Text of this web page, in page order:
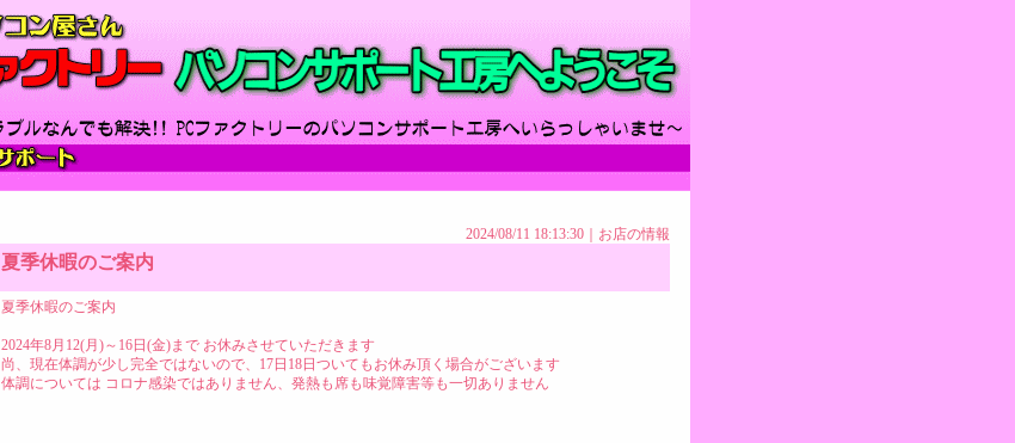
2024/08/11 18:13:30｜ お店の情報
夏季休暇のご案内
夏季休暇のご案内
2024年8月12(月)～16日(金)まで お休みさせていただきます
尚、現在体調が少し完全ではないので、17日18日ついてもお休み頂く場合がございます
体調については コロナ感染ではありません、発熱も席も味覚障害等も一切ありません